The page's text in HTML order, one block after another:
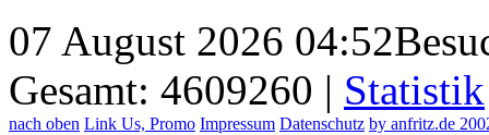
07 August 2026 04:52
Gesamt: 4609260 | Statistik
nach oben Link Us, Promo Impressum Datenschutz by anfritz.de